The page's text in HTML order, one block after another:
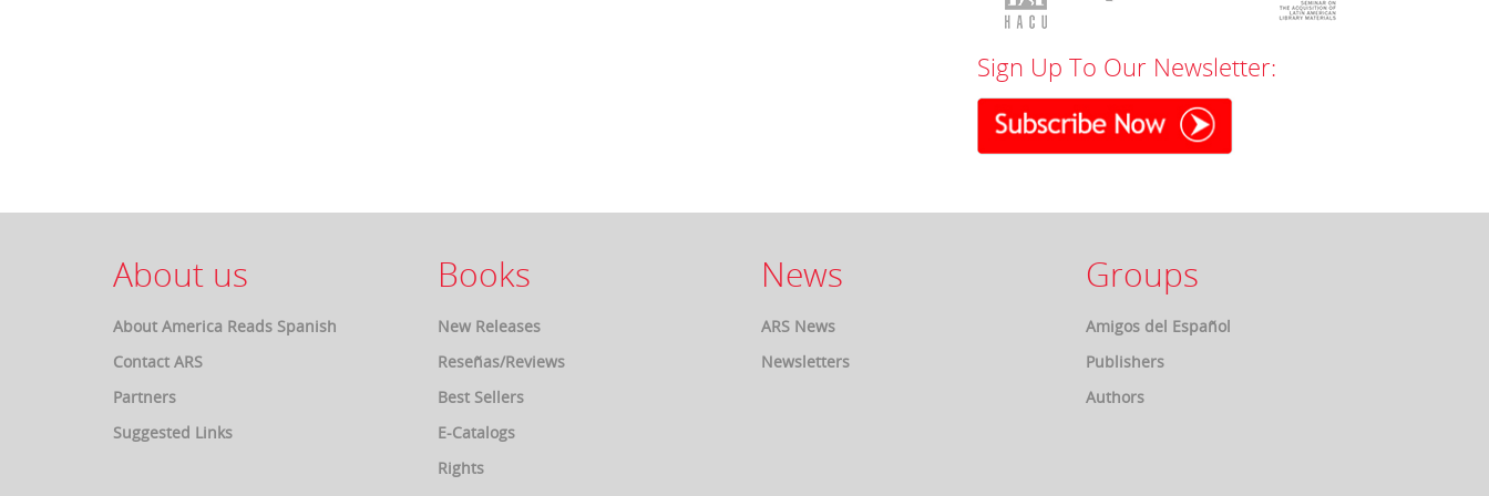
Sign Up To Our Newsletter:
About us
About America Reads Spanish
Contact ARS
Partners
Suggested Links
Books
New Releases
Reseñas/Reviews
Best Sellers
E-Catalogs
Rights
News
ARS News
Newsletters
Groups
Amigos del Español
Publishers
Authors